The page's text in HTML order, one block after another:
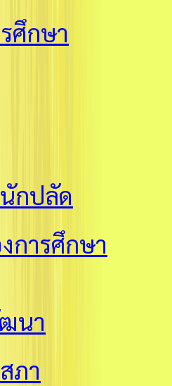
ศึกษา
กปลัด
การศึกษา
นา
ภา